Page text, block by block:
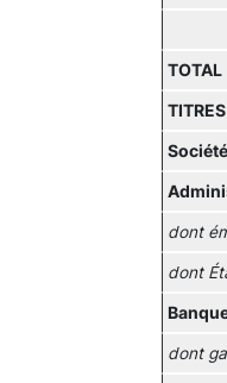
TOTAL
dont
dont
dont